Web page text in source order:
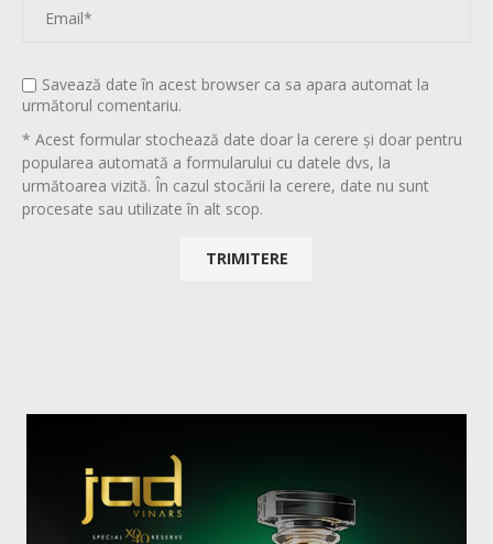
Savează date în acest browser ca sa apara automat la
următorul comentariu.
* Acest formular stochează date doar la cerere și doar pentru
popularea automată a formularului cu datele dvs, la
următoarea vizită. În cazul stocării la cerere, date nu sunt
procesate sau utilizate în alt scop.